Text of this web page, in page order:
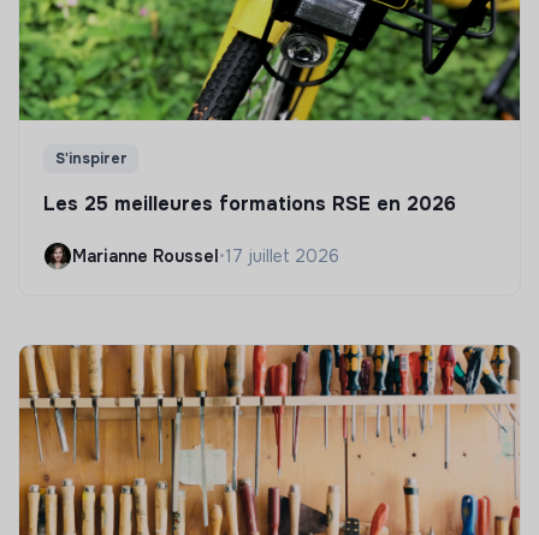
S'inspirer
Les 25 meilleures formations RSE en 2026
Marianne Roussel•17 juillet 2026